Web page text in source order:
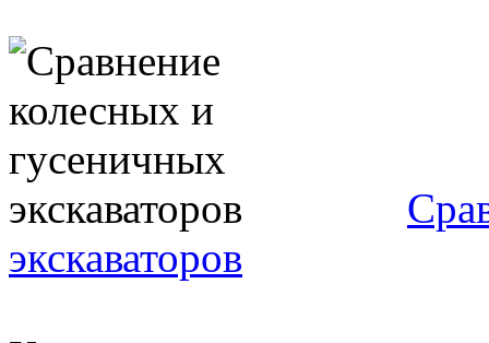
экскаваторов